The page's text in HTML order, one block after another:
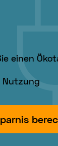
einen
Nutzung